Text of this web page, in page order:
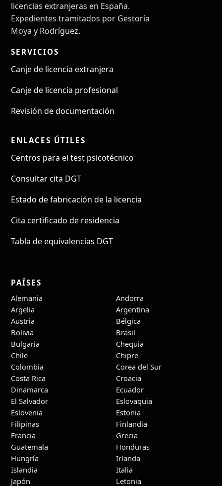
licencias extranjeras en España.
Expedientes tramitados por Gestoría
Moya y Rodríguez.
SERVICIOS
Canje de licencia extranjera
Canje de licencia profesional
Revisión de documentación
ENLACES ÚTILES
Centros para el test psicotécnico
Consultar cita DGT
Estado de fabricación de la licencia
Cita certificado de residencia
Tabla de equivalencias DGT
PAÍSES
Alemania
Andorra
Argelia
Argentina
Austria
Bélgica
Bolivia
Brasil
Bulgaria
Chequia
Chile
Chipre
Colombia
Corea del Sur
Costa Rica
Croacia
Dinamarca
Ecuador
El Salvador
Eslovaquia
Eslovenia
Estonia
Filipinas
Finlandia
Francia
Grecia
Guatemala
Honduras
Hungría
Irlanda
Islandia
Italia
Japón
Letonia